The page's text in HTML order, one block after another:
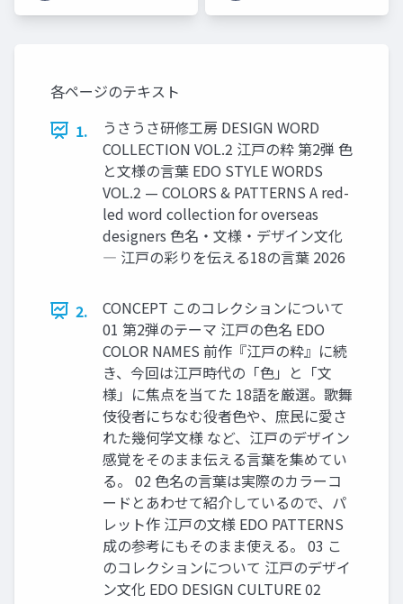
う」と思わなくて大丈
す！各ページのテキスト
1.
うさうさ研修工房 DESIGN WORD
COLLECTION VOL.2 江戸の粋 第2弾 色
と文様の言葉 EDO STYLE WORDS
VOL.2 — COLORS & PATTERNS A red-
led word collection for overseas
designers 色名・文様・デザイン文化
― 江戸の彩りを伝える18の言葉 2026
2.
CONCEPT このコレクションについて
01 第2弾のテーマ 江戸の色名 EDO
COLOR NAMES 前作『江戸の粋』に続
き、今回は江戸時代の「色」と「文
様」に焦点を当てた 18語を厳選。歌舞
伎役者にちなむ役者色や、庶民に愛さ
れた幾何学文様 など、江戸のデザイン
感覚をそのまま伝える言葉を集めてい
る。 02 色名の言葉は実際のカラーコ
ードとあわせて紹介しているので、パ
レット作 江戸の文様 EDO PATTERNS
成の参考にもそのまま使える。 03 こ
のコレクションについて 江戸のデザイ
ン文化 EDO DESIGN CULTURE 02